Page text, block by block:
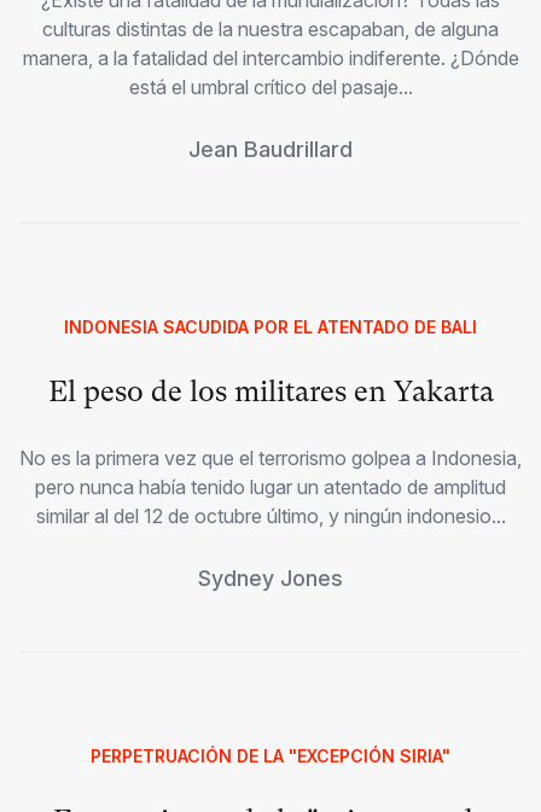
culturas distintas de la nuestra escapaban, de alguna
manera, a la fatalidad del intercambio indiferente. ¿Dónde
está el umbral crítico del pasaje...
Jean Baudrillard
INDONESIA SACUDIDA POR EL ATENTADO DE BALI
El peso de los militares en Yakarta
No es la primera vez que el terrorismo golpea a Indonesia,
pero nunca había tenido lugar un atentado de amplitud
similar al del 12 de octubre último, y ningún indonesio...
Sydney Jones
PERPETRUACIÓN DE LA "EXCEPCIÓN SIRIA"